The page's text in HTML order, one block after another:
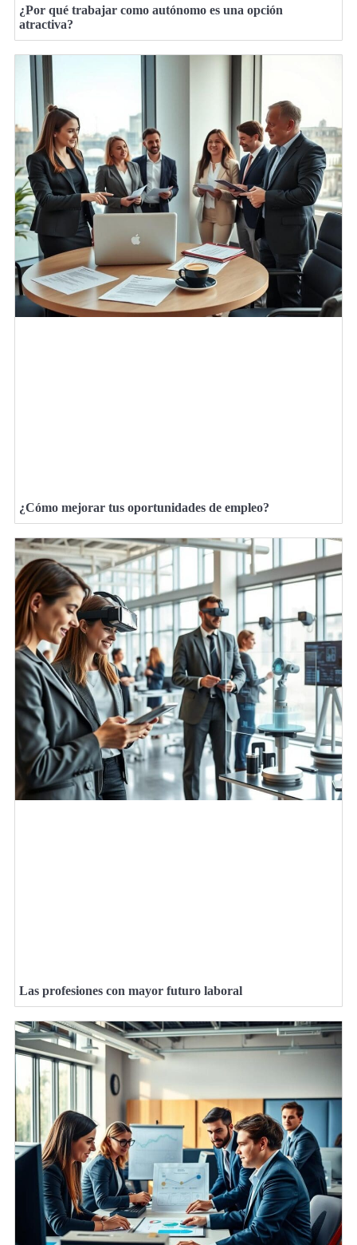
¿Por qué trabajar como autónomo es una opción
atractiva?
¿Cómo mejorar tus oportunidades de empleo?
Las profesiones con mayor futuro laboral